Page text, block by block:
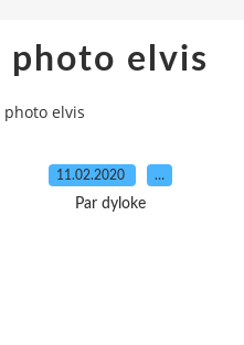
photo elvis
photo elvis
11.02.2020 …
Par dyloke